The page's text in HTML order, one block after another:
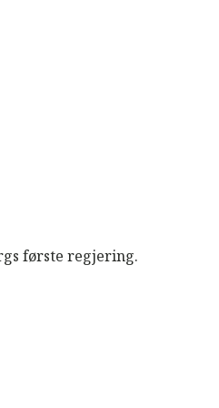
første regjering.